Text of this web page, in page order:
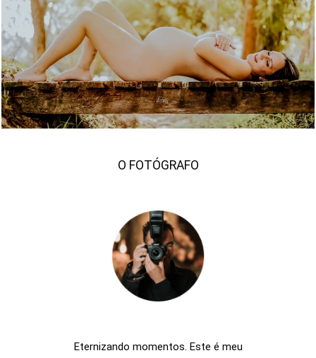
1835 285
O FOTÓGRAFO
Eternizando momentos. Este é meu